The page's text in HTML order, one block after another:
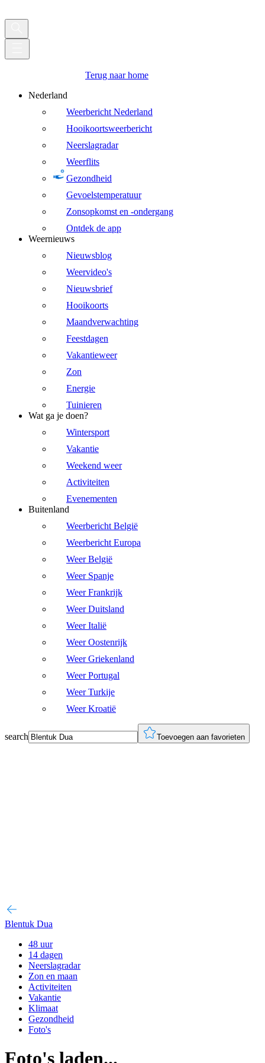
Terug naar home
Nederland
Weerbericht Nederland
Hooikoortsweerbericht
Neerslagradar
Weerflits
Gezondheid
Gevoelstemperatuur
Zonsopkomst en -ondergang
Ontdek de app
Weernieuws
Nieuwsblog
Weervideo's
Nieuwsbrief
Hooikoorts
Maandverwachting
Feestdagen
Vakantieweer
Zon
Energie
Tuinieren
Wat ga je doen?
Wintersport
Vakantie
Weekend weer
Activiteiten
Evenementen
Buitenland
Weerbericht België
Weerbericht Europa
Weer België
Weer Spanje
Weer Frankrijk
Weer Duitsland
Weer Italië
Weer Oostenrijk
Weer Griekenland
Weer Portugal
Weer Turkije
Weer Kroatië
search Toevoegen aan favorieten
Blentuk Dua
48 uur
14 dagen
Neerslagradar
Zon en maan
Activiteiten
Vakantie
Klimaat
Gezondheid
Foto's
Foto's laden...